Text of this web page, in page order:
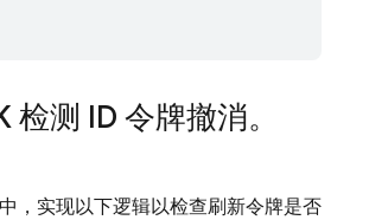
检测 ID 令牌撤消。
，实现以下逻辑以检查刷新令牌是否